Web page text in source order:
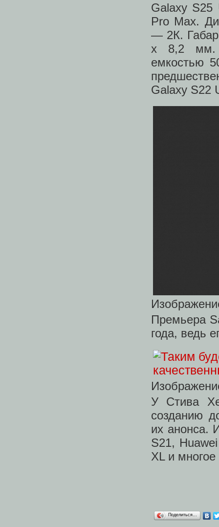
Galaxy S25
Pro Max.
— 2К.
x 8,2 мм.
емкостью
Galaxy S22
Премьера
года, ведь
У Стива
созданию
их анонса.
S21,
XL и
Поделиться…